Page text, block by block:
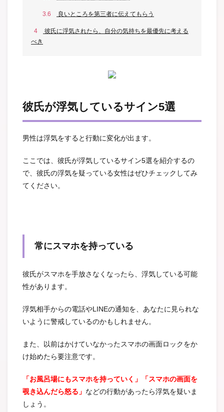
3.6 良いところを第三者に伝えてもらう
4
彼氏に浮気されたら、自分の気持ちを最優先に考える
べき
彼氏が浮気しているサイン5選
男性は浮気をすると行動に変化が出ます。
ここでは、彼氏が浮気しているサイン5選を紹介するの
で、彼氏の浮気を疑っている女性はぜひチェックしてみ
てください。
常にスマホを持っている
彼氏がスマホを手放さなくなったら、浮気している可能
性があります。
浮気相手からの電話やLINEの通知を、あなたに見られな
いように警戒しているのかもしれません。
また、以前はかけていなかったスマホの画面ロックをか
け始めたら要注意です。
「お風呂場にもスマホを持っていく」「スマホの画面を
覗き込んだら怒る」 などの行動があったら浮気を疑いま
しょう。